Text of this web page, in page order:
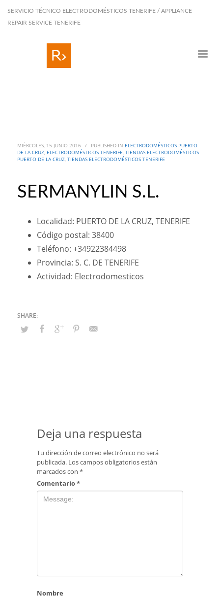
SERVICIO TÉCNICO ELECTRODOMÉSTICOS TENERIFE / APPLIANCE
REPAIR SERVICE TENERIFE
MIÉRCOLES, 15 JUNIO 2016 / PUBLISHED IN ELECTRODOMÉSTICOS PUERTO
DE LA CRUZ, ELECTRODOMÉSTICOS TENERIFE, TIENDAS ELECTRODOMÉSTICOS
PUERTO DE LA CRUZ, TIENDAS ELECTRODOMÉSTICOS TENERIFE
SERMANYLIN S.L.
Localidad: PUERTO DE LA CRUZ, TENERIFE
Código postal: 38400
Teléfono: +34922384498
Provincia: S. C. DE TENERIFE
Actividad: Electrodomesticos
Deja una respuesta
Tu dirección de correo electrónico no será
publicada. Los campos obligatorios están
marcados con *
Comentario*
Nombre